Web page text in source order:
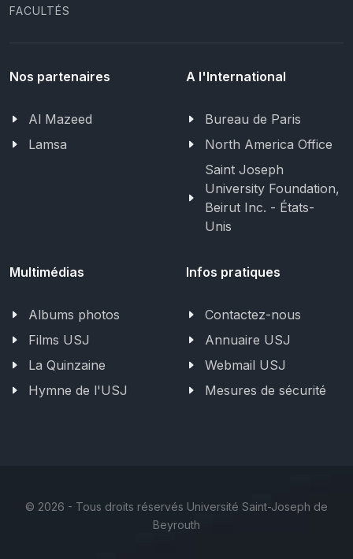
FACULTÉS
Nos partenaires
Al Mazeed
Lamsa
A l'International
Bureau de Paris
North America Office
Saint Joseph
University Foundation,
Beirut Inc. - États-
Unis
Multimédias
Albums photos
Films USJ
La Quinzaine
Hymne de l'USJ
Infos pratiques
Contactez-nous
Annuaire USJ
Webmail USJ
Mesures de sécurité
© 2026 - Tous droits réservés Université Saint-Joseph de
Beyrouth